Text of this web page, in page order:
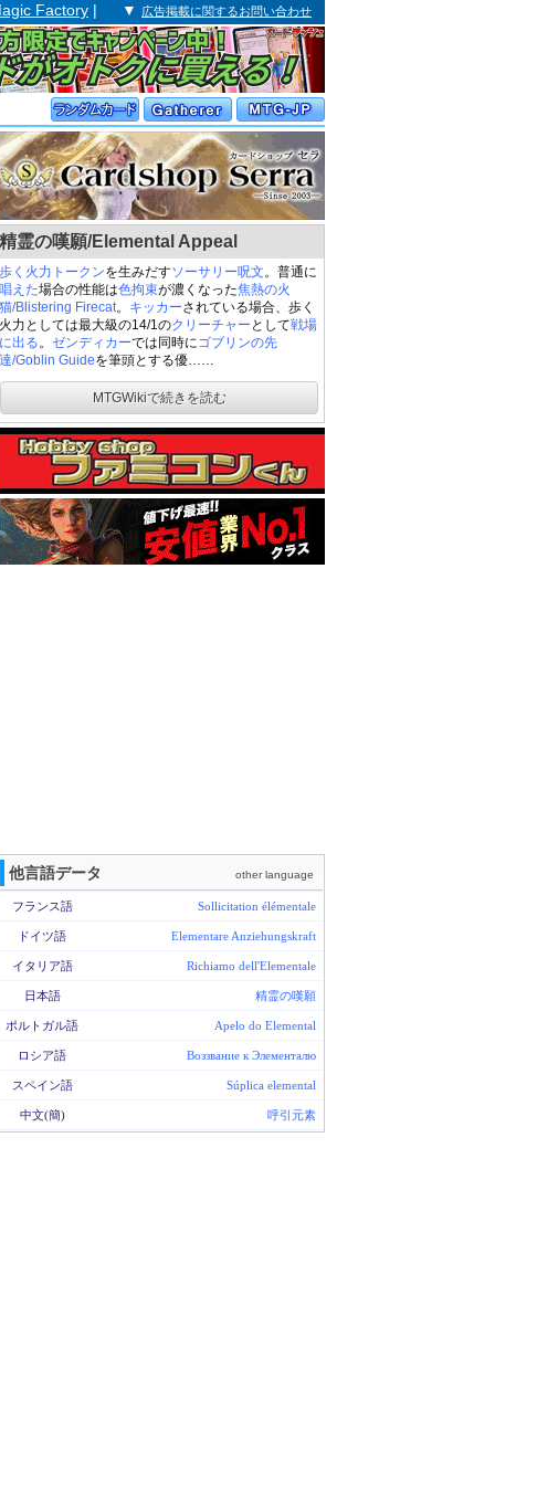
Factory | ▼ 広告掲載に関するお問い合わせ
精霊の嘆願/Elemental Appeal
歩く火力 トークンを生みだすソーサリー呪文。普通に
唱えた場合の性能は色拘束が濃くなった焦熱の火
猫/Blistering Firecat。 キッカーされている場合、歩く
火力としては最大級の14/1のクリーチャー として戦場
に出る。 ゼンディカーでは同時にゴブリンの先
達/Goblin Guideを筆頭とする優……
MTGWikiで続きを読む
他言語データ other language
フランス語 Sollicitation élémentale
ドイツ語 Elementare Anziehungskraft
イタリア語 Richiamo dell'Elementale
日本語 精霊の嘆願
ポルトガル語 Apelo do Elemental
ロシア語 Воззвание к Элементалю
スペイン語 Súplica elemental
中文(簡) 呼引元素